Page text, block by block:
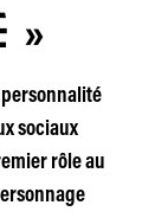
»
personnalité
sociaux
rôle au